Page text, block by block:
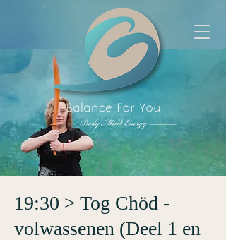
19:30 > Tog Chöd -
volwassenen (Deel 1 en